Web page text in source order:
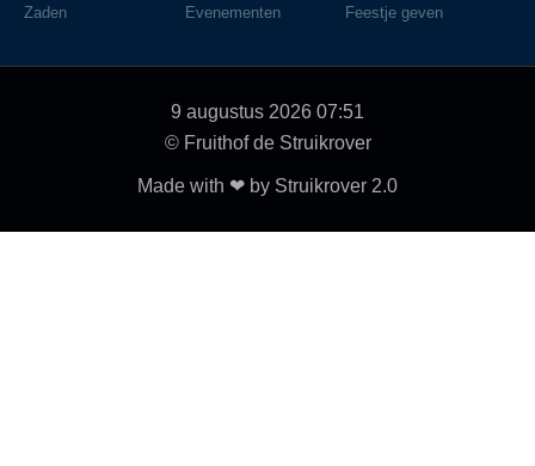
Zaden
Evenementen
Feestje geven
9 augustus 2026 07:51
© Fruithof de Struikrover
Made with ❤ by Struikrover 2.0